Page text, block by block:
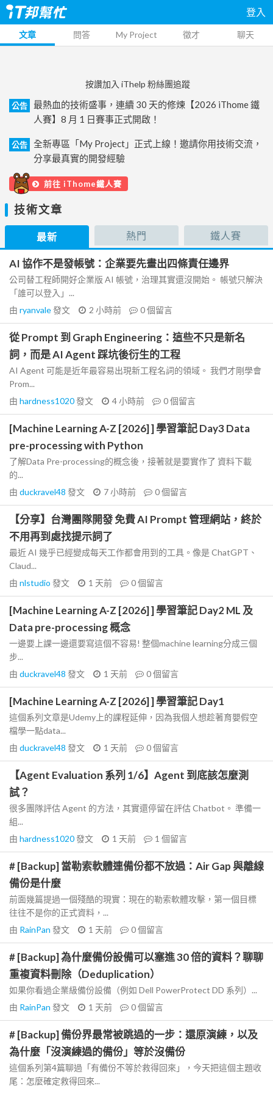
登入
文章 問答 My Project 徵才 聊天
按讚加入 iThelp 粉絲團追蹤
公告
最熱血的技術盛事，連續 30 天的修煉【2026 iThome 鐵
人賽】8 月 1 日賽事正式開啟！
公告
全新專區「My Project」正式上線！邀請你用技術交流，
分享最真實的開發經驗
前往 iThome鐵人賽
技術文章
最新 熱門 鐵人賽
AI 協作不是發帳號：企業要先畫出四條責任邊界
公司替工程師開好企業版 AI 帳號，治理其實還沒開始。 帳號只解決
「誰可以登入」...
由 ryanvale發文 2 小時前 0個留言
從 Prompt 到 Graph Engineering：這些不只是新名
詞，而是 AI Agent 踩坑後衍生的工程
AI Agent 可能是近年最容易出現新工程名詞的領域。 我們才剛學會
Prom...
由 hardness1020發文 4 小時前 0個留言
[Machine Learning A-Z [2026] ] 學習筆記 Day3 Data
pre-processing with Python
了解Data Pre-processing的概念後，接著就是要實作了 資料下載
的...
由 duckravel48 發文 7 小時前 0個留言
【分享】台灣團隊開發 免費 AI Prompt 管理網站，終於
不用再到處找提示詞了
最近 AI 幾乎已經變成每天工作都會用到的工具。像是 ChatGPT、
Claud...
由 nlstudio 發文 1 天前 0個留言
[Machine Learning A-Z [2026] ] 學習筆記 Day2 ML 及
Data pre-processing 概念
一邊要上課一邊還要寫這個不容易! 整個machine learning分成三個
步...
由 duckravel48 發文 1 天前 0個留言
[Machine Learning A-Z [2026] ] 學習筆記 Day1
這個系列文章是Udemy上的課程延伸，因為我個人想趁著育嬰假空
檔學一點data...
由 duckravel48 發文 1 天前 0個留言
【Agent Evaluation 系列 1/6】Agent 到底該怎麼測
試？
很多團隊評估 Agent 的方法，其實還停留在評估 Chatbot。 準備一
組...
由 hardness1020發文 1 天前 1 個留言
# [Backup] 當勒索軟體連備份都不放過：Air Gap 與離線
備份是什麼
前面幾篇提過一個殘酷的現實：現在的勒索軟體攻擊，第一個目標
往往不是你的正式資料，...
由 RainPan 發文 1 天前 0個留言
# [Backup] 為什麼備份設備可以塞進 30 倍的資料？聊聊
重複資料刪除（Deduplication）
如果你看過企業級備份設備（例如 Dell PowerProtect DD 系列）...
由 RainPan 發文 1 天前 0個留言
# [Backup] 備份界最常被跳過的一步：還原演練，以及
為什麼「沒演練過的備份」等於沒備份
這個系列第4篇聊過「有備份不等於救得回來」，今天把這個主題收
尾：怎麼確定救得回來...